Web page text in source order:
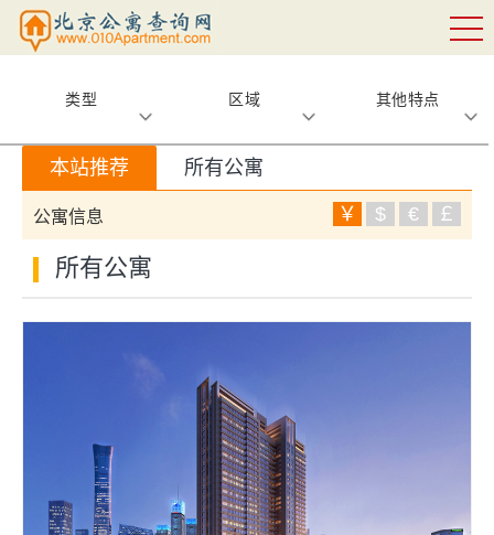
类型 区域 其他特点
本站推荐 所有公寓
公寓信息 ￥ $ € ￡
所有公寓